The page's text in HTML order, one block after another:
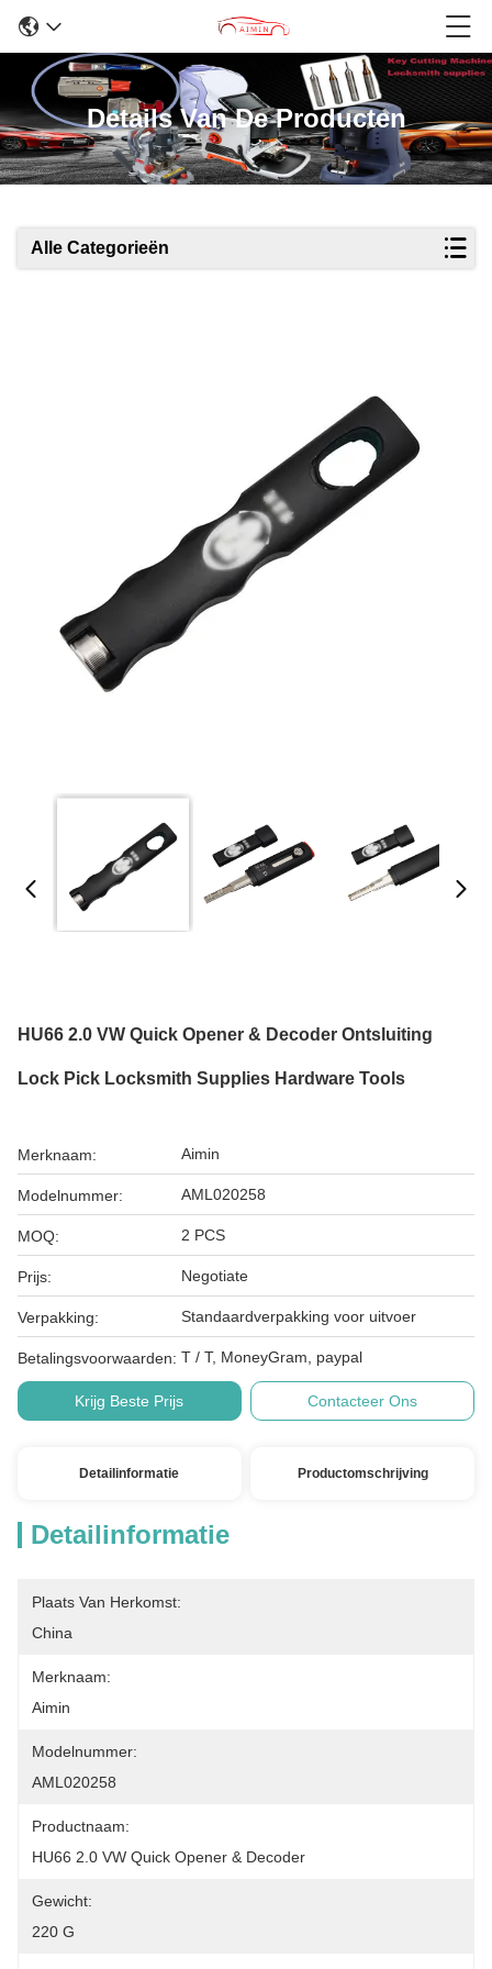
Details Van De Producten
Alle Categorieën
HU66 2.0 VW Quick Opener & Decoder Ontsluiting
Lock Pick Locksmith Supplies Hardware Tools
Merknaam: Aimin
Modelnummer: AML020258
MOQ: 2 PCS
Prijs: Negotiate
Verpakking: Standaardverpakking voor uitvoer
Betalingsvoorwaarden: T / T, MoneyGram, paypal
Krijg Beste Prijs Contacteer Ons
Detailinformatie Productomschrijving
Detailinformatie
Plaats Van Herkomst:
China
Merknaam:
Aimin
Modelnummer:
AML020258
Productnaam:
HU66 2.0 VW Quick Opener & Decoder
Gewicht:
220 G